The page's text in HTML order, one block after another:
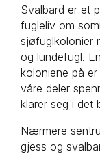
Svalbard er et
fugleliv om
sjøfuglkolonier
og lundefugl.
koloniene på er
våre deler
klarer seg i det
Nærmere
gjess og